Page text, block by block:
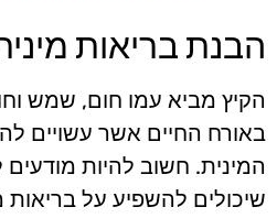
הבנת בריאות
הקיץ מביא עמו חום, שמש
באורח החיים אשר עשויים
המינית. חשוב להיות מודעים
שיכולים להשפיע על בריאות